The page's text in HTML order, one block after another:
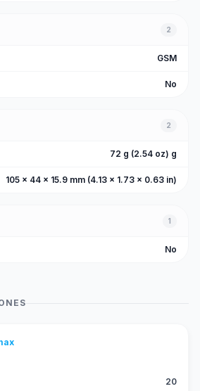
2
GSM
No
2
72 g (2.54 oz) g
105 x 44 x 15.9 mm (4.13 x 1.73 x 0.63 in)
1
No
20